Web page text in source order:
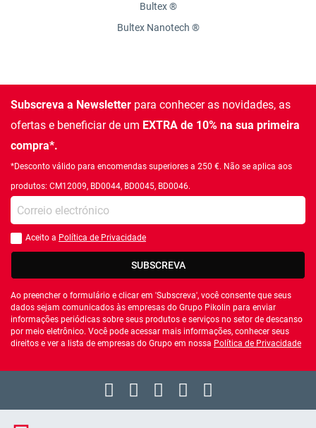
Bultex ®
Bultex Nanotech ®
Subscreva a Newsletter para conhecer as novidades, as
ofertas e beneficiar de um EXTRA de 10% na sua primeira
compra*.
*Desconto válido para encomendas superiores a 250 €. Não se aplica aos
produtos: CM12009, BD0044, BD0045, BD0046.
Introduza o seu email
Você deve aceitar a política de privacidade
Aceito a Política de Privacidade
SUBSCREVA
Ao preencher o formulário e clicar em 'Subscreva', você consente que seus
dados sejam comunicados às empresas do Grupo Pikolin para enviar
informações periódicas sobre seus produtos e serviços no setor de descanso
por meio eletrônico. Você pode acessar mais informações, conhecer seus
direitos e ver a lista de empresas do Grupo em nossa Política de Privacidade